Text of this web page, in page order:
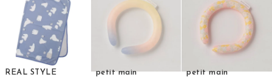
REAL STYLE petit main petit main